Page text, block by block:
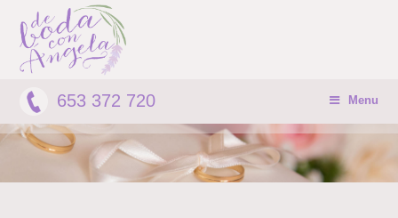
653 372 720 Menu